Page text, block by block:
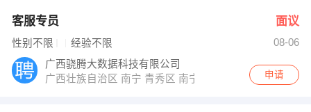
客服专员 面议
性别不限 经验不限
08-06
广西骁腾大数据科技有限公司
广西壮族自治区 南宁 青秀区 南宁市青秀区东葛路118号
申请